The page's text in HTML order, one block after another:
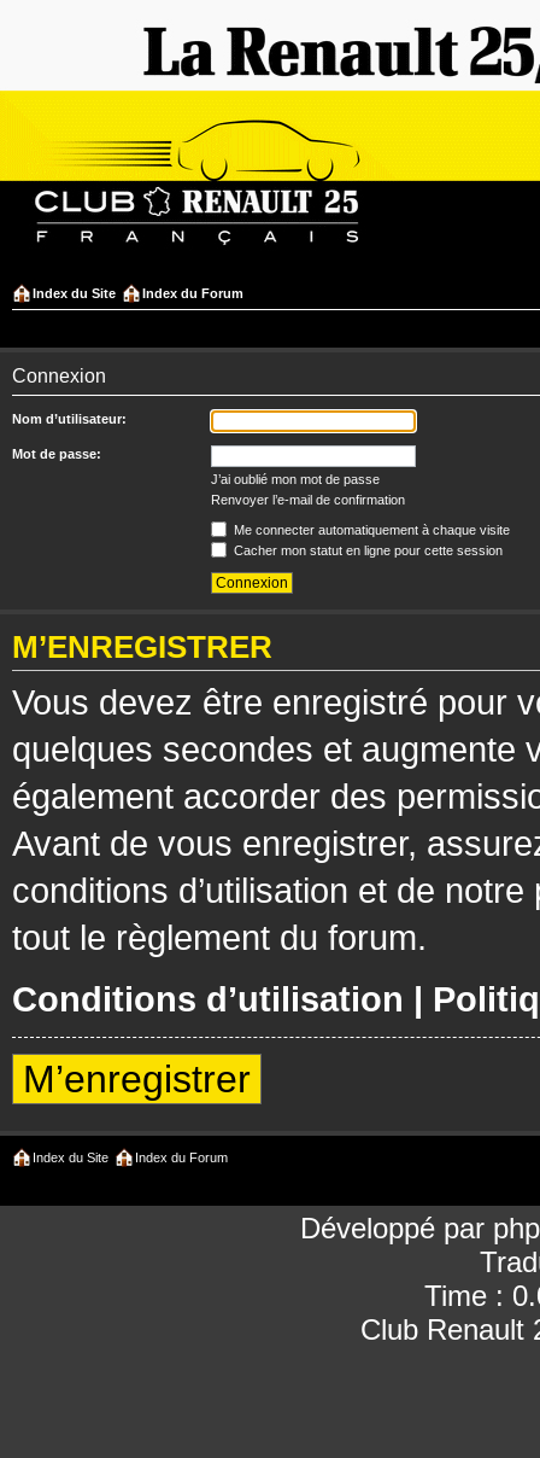
Index du Site Index du Forum
Connexion
Nom d’utilisateur:
Mot de passe:
J’ai oublié mon mot de passe
Renvoyer l’e-mail de confirmation
Me connecter automatiquement à chaque visite
Cacher mon statut en ligne pour cette session
M’ENREGISTRER
Vous devez être enregistré pour
quelques secondes et augmente
également accorder des
Avant de vous enregistrer,
conditions d’utilisation et de
tout le règlement du forum.
Conditions d’utilisation |
M’enregistrer
Index du Site Index du Forum
Développé par
Time :
Club Renault